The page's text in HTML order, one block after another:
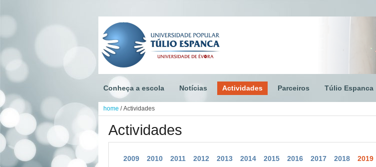
Conheça a escola Notícias Actividades Parceiros Túlio Espanca
home / Actividades
Actividades
2009 2010 2011 2012 2013 2014 2015 2016 2017 2018
2019